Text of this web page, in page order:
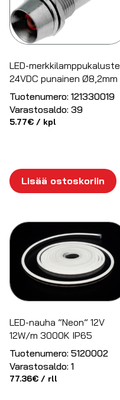
LED-merkkilamppukaluste
24VDC punainen Ø8,2mm
Tuotenumero: 121330019
Varastosaldo: 39
5.77€ / kpl
Lisää ostoskoriin
LED-nauha ”Neon” 12V
12W/m 3000K IP65
Tuotenumero: 5120002
Varastosaldo: 1
77.36€ / rll